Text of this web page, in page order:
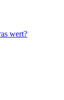
wert?